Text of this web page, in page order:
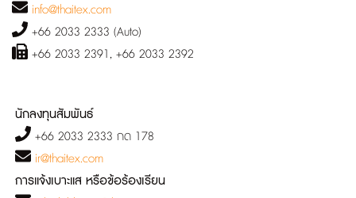
info@thaitex.com
+66 2033 2333 (Auto)
+66 2033 2391, +66 2033 2392
นักลงทุนสัมพันธ์
+66 2033 2333 กด 178
ir@thaitex.com
การแจ้งเบาะแส หรือข้อร้องเรียน